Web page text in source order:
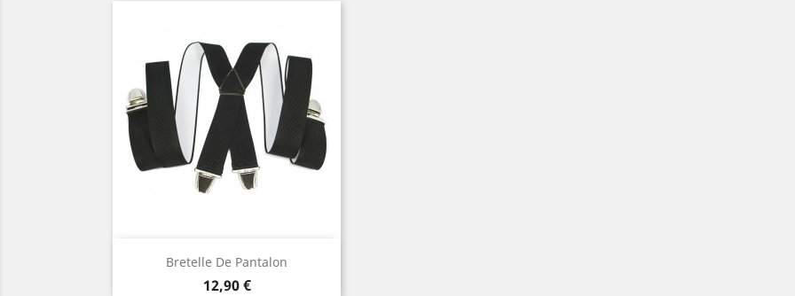
Bretelle De Pantalon
Prix
12,90 €
Aperçu rapide
BeigeBlancNoir